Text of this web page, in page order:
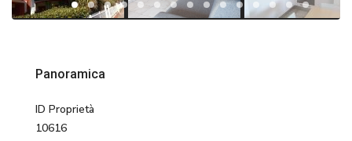
Panoramica
ID Proprietà
10616